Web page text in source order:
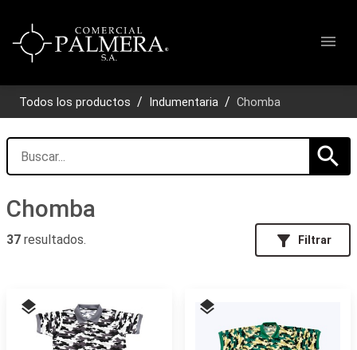
menu
Todos los productos Indumentaria Chomba
Chomba
search
37 resultados. filter_alt Filtrar
layers layers